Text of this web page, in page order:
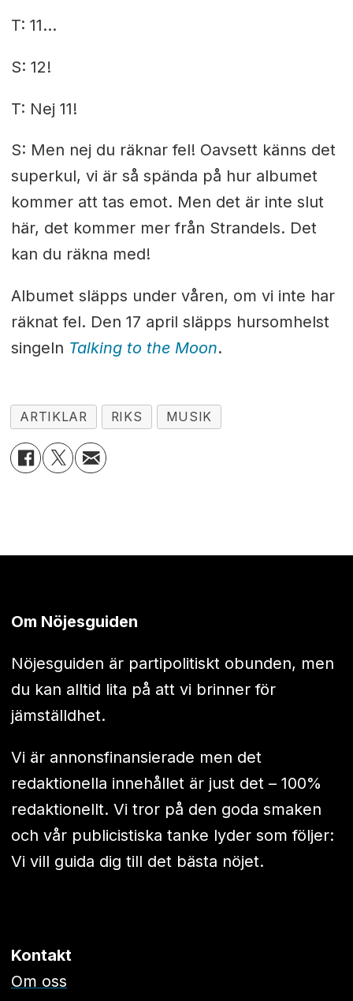
T: 11...
S: 12!
T: Nej 11!
S: Men nej du räknar fel! Oavsett känns det
superkul, vi är så spända på hur albumet
kommer att tas emot. Men det är inte slut
här, det kommer mer från Strandels. Det
kan du räkna med!
Albumet släpps under våren, om vi inte har
räknat fel. Den 17 april släpps hursomhelst
singeln Talking to the Moon.
ARTIKLAR RIKS MUSIK
Om Nöjesguiden
Nöjesguiden är partipolitiskt obunden, men
du kan alltid lita på att vi brinner för
jämställdhet.
Vi är annonsfinansierade men det
redaktionella innehållet är just det – 100%
redaktionellt. Vi tror på den goda smaken
och vår publicistiska tanke lyder som följer:
Vi vill guida dig till det bästa nöjet.
Kontakt
Om oss